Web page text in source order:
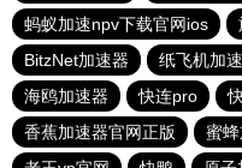
蚂蚁加速npv下载官网ios
BitzNet加速器
纸飞机加
海鸥加速器
快连pro
香蕉加速器官网正版
蜜